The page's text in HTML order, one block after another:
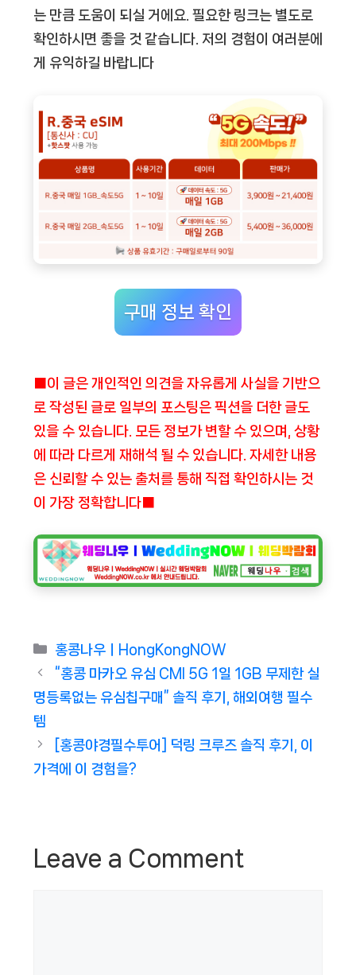
는 만큼 도움이 되실 거에요. 필요한 링크는 별도로
확인하시면 좋을 것 같습니다. 저의 경험이 여러분에
게 유익하길 바랍니다
구매 정보 확인
■이 글은 개인적인 의견을 자유롭게 사실을 기반으
로 작성된 글로 일부의 포스팅은 픽션을 더한 글도
있을 수 있습니다. 모든 정보가 변할 수 있으며, 상황
에 따라 다르게 재해석 될 수 있습니다. 자세한 내용
은 신뢰할 수 있는 출처를 통해 직접 확인하시는 것
이 가장 정확합니다■
Categories
홍콩나우ㅣHongKongNOW
“홍콩 마카오 유심 CMI 5G 1일 1GB 무제한 실
명등록없는 유심칩구매” 솔직 후기, 해외여행 필수
템
[홍콩야경필수투어] 덕링 크루즈 솔직 후기, 이
가격에 이 경험을?
Leave a Comment